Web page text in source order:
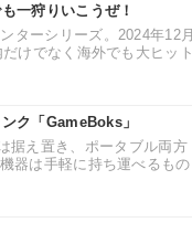
一狩りいこうぜ！
ターシリーズ。2024年12月
けでなく海外でも大ヒット
ク「GameBoks」
据え置き、ポータブル両方
器は手軽に持ち運べるもの